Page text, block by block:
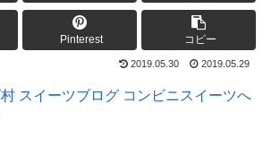
Pinterest コピー
2019.05.30 2019.05.29